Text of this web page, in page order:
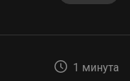
1 минута